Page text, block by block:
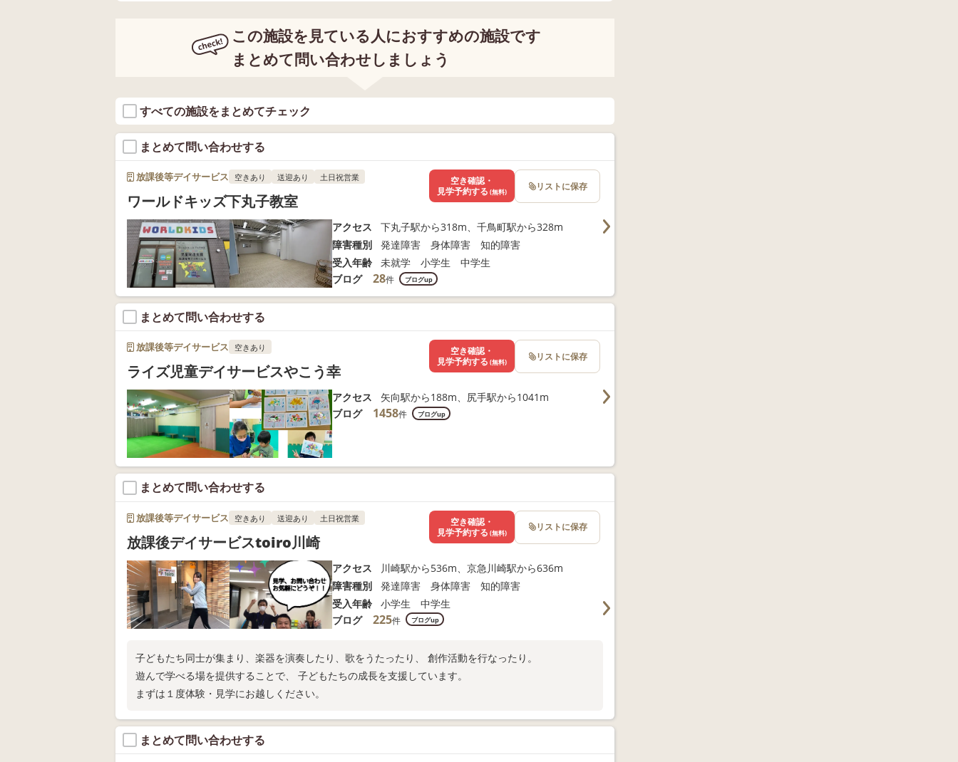
この施設を見ている人におすすめの施設です
まとめて問い合わせしましょう
すべての施設をまとめてチェック
まとめて問い合わせする
放課後等デイサービス 空きあり 送迎あり 土日祝営業
ワールドキッズ下丸子教室
アクセス
下丸子駅から318m、千鳥町駅から328m
障害種別
発達障害 身体障害 知的障害
受入年齢
未就学 小学生 中学生
ブログ
28件 ブログup
空き確認・
見学予約する (無料) リストに保存
まとめて問い合わせする
放課後等デイサービス 空きあり
ライズ児童デイサービスやこう幸
アクセス
矢向駅から188m、尻手駅から1041m
ブログ
1458件 ブログup
空き確認・
見学予約する (無料) リストに保存
まとめて問い合わせする
放課後等デイサービス 空きあり 送迎あり 土日祝営業
放課後デイサービスtoiro川崎
アクセス
川崎駅から536m、京急川崎駅から636m
障害種別
発達障害 身体障害 知的障害
受入年齢
小学生 中学生
ブログ
225件 ブログup
子どもたち同士が集まり、楽器を演奏したり、歌をうたったり、 創作活動を行なったり。
遊んで学べる場を提供することで、 子どもたちの成長を支援しています。
まずは１度体験・見学にお越しください。
空き確認・
見学予約する (無料) リストに保存
まとめて問い合わせする